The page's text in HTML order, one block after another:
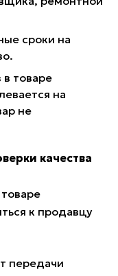
сроки на
товаре
на
не
качества
к продавцу
передачи